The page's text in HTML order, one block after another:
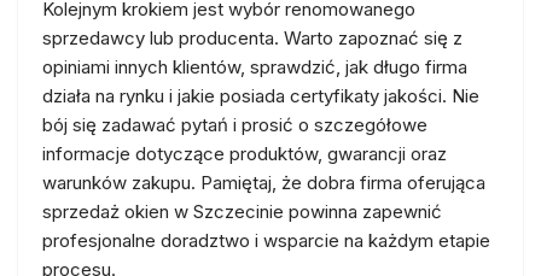
Kolejnym krokiem jest wybór renomowanego
sprzedawcy lub producenta. Warto zapoznać się z
opiniami innych klientów, sprawdzić, jak długo firma
działa na rynku i jakie posiada certyfikaty jakości. Nie
bój się zadawać pytań i prosić o szczegółowe
informacje dotyczące produktów, gwarancji oraz
warunków zakupu. Pamiętaj, że dobra firma oferująca
sprzedaż okien w Szczecinie powinna zapewnić
profesjonalne doradztwo i wsparcie na każdym etapie
procesu.